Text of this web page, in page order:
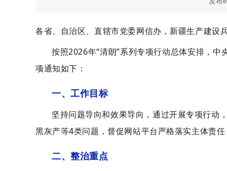
各省、自治区、直辖市党委网信办，新疆生产建设
按照2026年“清朗”系列专项行动总体安排，中
项通知如下：
一、工作目标
坚持问题导向和效果导向，通过开展专项行动
黑灰产等4类问题，督促网站平台严格落实主体责
二、整治重点